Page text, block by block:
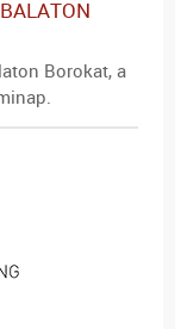
Borokat, a